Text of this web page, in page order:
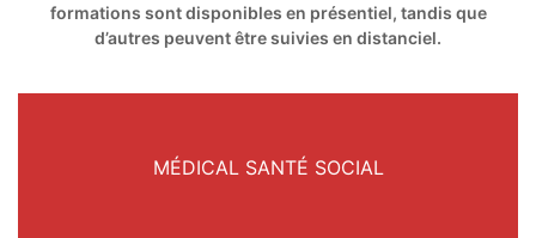
formations sont disponibles en présentiel, tandis que
d’autres peuvent être suivies en distanciel.
MÉDICAL SANTÉ SOCIAL